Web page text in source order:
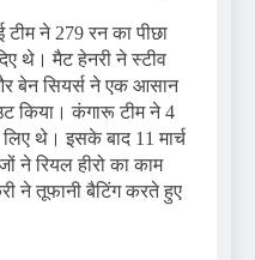
ने 279 रन का पीछा
थे। मैट हेनरी ने स्टीव
बेन सियर्स ने एक आसान
किया। कंगारू टीम ने 4
थे। इसके बाद 11 मार्च
ने रियल हीरो का काम
ने तूफानी बैटिंग करते हुए